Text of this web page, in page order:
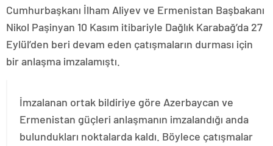
Cumhurbaşkanı İlham Aliyev ve Ermenistan Başbakanı
Nikol Paşinyan 10 Kasım itibariyle Dağlık Karabağ’da 27
Eylül’den beri devam eden çatışmaların durması için
bir anlaşma imzalamıştı.
İmzalanan ortak bildiriye göre Azerbaycan ve
Ermenistan güçleri anlaşmanın imzalandığı anda
bulundukları noktalarda kaldı. Böylece çatışmalar